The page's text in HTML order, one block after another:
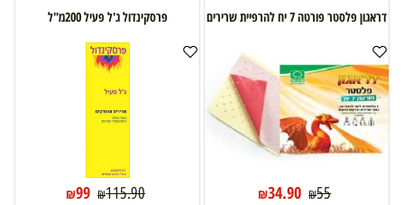
דראגון פלסטר פורטה 7 יח להרפיית שרירים
₪55
₪34.90
פרסקינדול ג'ל פעיל 200מ"ל
₪115.90
₪99